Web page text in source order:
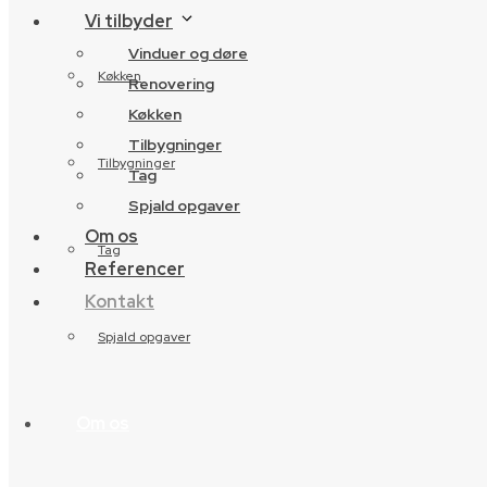
Køkken
Tilbygninger
Tag
Spjald opgaver
Vi tilbyder
Vinduer og døre
Renovering
Køkken
Tilbygninger
Tag
Spjald opgaver
Om os
Referencer
Kontakt